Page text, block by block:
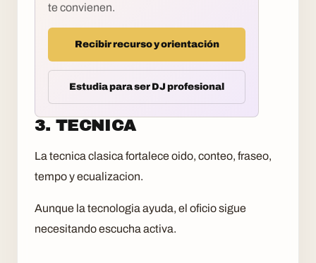
te convienen.
Recibir recurso y orientación
Estudia para ser DJ profesional
3. TECNICA
La tecnica clasica fortalece oido, conteo, fraseo,
tempo y ecualizacion.
Aunque la tecnologia ayuda, el oficio sigue
necesitando escucha activa.